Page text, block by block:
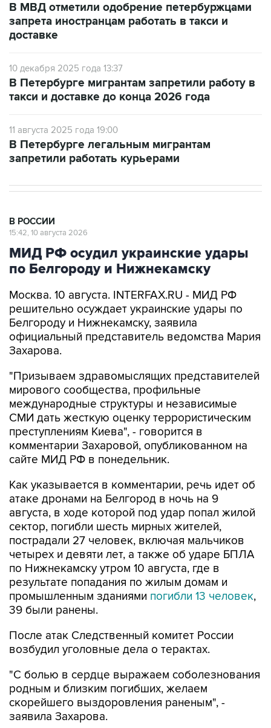
В МВД отметили одобрение петербуржцами
запрета иностранцам работать в такси и
доставке
10 декабря 2025 года 13:37
В Петербурге мигрантам запретили работу в
такси и доставке до конца 2026 года
11 августа 2025 года 19:00
В Петербурге легальным мигрантам
запретили работать курьерами
В РОССИИ
15:42, 10 августа 2026
МИД РФ осудил украинские удары
по Белгороду и Нижнекамску
Москва. 10 августа. INTERFAX.RU - МИД РФ
решительно осуждает украинские удары по
Белгороду и Нижнекамску, заявила
официальный представитель ведомства Мария
Захарова.
"Призываем здравомыслящих представителей
мирового сообщества, профильные
международные структуры и независимые
СМИ дать жесткую оценку террористическим
преступлениям Киева", - говорится в
комментарии Захаровой, опубликованном на
сайте МИД РФ в понедельник.
Как указывается в комментарии, речь идет об
атаке дронами на Белгород в ночь на 9
августа, в ходе которой под удар попал жилой
сектор, погибли шесть мирных жителей,
пострадали 27 человек, включая мальчиков
четырех и девяти лет, а также об ударе БПЛА
по Нижнекамску утром 10 августа, где в
результате попадания по жилым домам и
промышленным зданиями погибли 13 человек,
39 были ранены.
После атак Следственный комитет России
возбудил уголовные дела о терактах.
"С болью в сердце выражаем соболезнования
родным и близким погибших, желаем
скорейшего выздоровления раненым", -
заявила Захарова.